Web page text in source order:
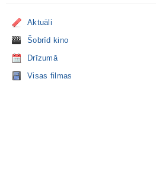
Aktuāli
Šobrīd kino
Drīzumā
Visas filmas